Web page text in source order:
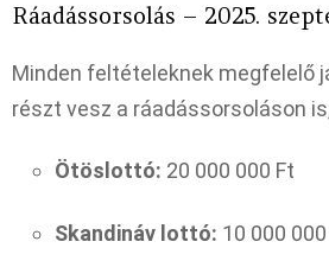
Ráadássorsolás – 2025.
Minden feltételeknek megfelelő
részt vesz a ráadássorsoláson
Ötöslottó: 20 000 000 Ft
Skandináv lottó: 10 000